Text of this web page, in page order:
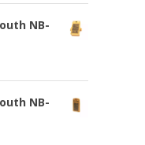
NB-
NB-